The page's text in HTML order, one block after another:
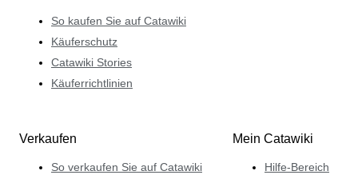
So kaufen Sie auf Catawiki
Käuferschutz
Catawiki Stories
Käuferrichtlinien
Verkaufen
So verkaufen Sie auf Catawiki
Mein Catawiki
Hilfe-Bereich